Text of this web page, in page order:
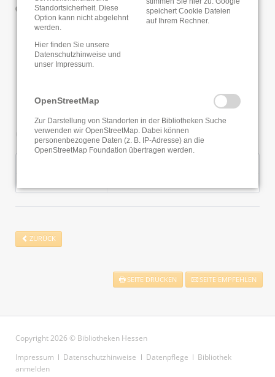
Google Routenplaner
Öffnungszeiten
ZURÜCK
SEITE DRUCKEN SEITE EMPFEHLEN
Copyright 2026 © Bibliotheken Hessen
Navigation
überspringen
Impressum Datenschutzhinweise Datenpflege
Bibliothek
anmelden
Standortsicherheit. Diese
Option kann nicht abgelehnt
werden.
Hier finden Sie unsere
Datenschutzhinweise und
unser Impressum.
speichert Cookie Dateien
auf Ihrem Rechner.
OpenStreetMap
Zur Darstellung von Standorten in der Bibliotheken Suche
verwenden wir OpenStreetMap. Dabei können
personenbezogene Daten (z. B. IP-Adresse) an die
OpenStreetMap Foundation übertragen werden.